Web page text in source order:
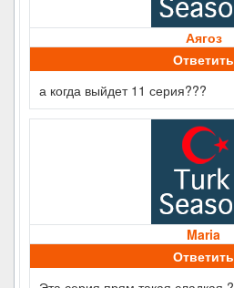
Аягоз
Ответить
а когда выйдет 11 серия???
Maria
Ответить